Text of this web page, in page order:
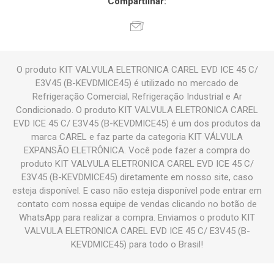
O produto KIT VALVULA ELETRONICA CAREL EVD ICE 45 C/
E3V45 (B-KEVDMICE45) é utilizado no mercado de
Refrigeração Comercial, Refrigeração Industrial e Ar
Condicionado. O produto KIT VALVULA ELETRONICA CAREL
EVD ICE 45 C/ E3V45 (B-KEVDMICE45) é um dos produtos da
marca CAREL e faz parte da categoria KIT VÁLVULA
EXPANSÃO ELETRÔNICA. Você pode fazer a compra do
produto KIT VALVULA ELETRONICA CAREL EVD ICE 45 C/
E3V45 (B-KEVDMICE45) diretamente em nosso site, caso
esteja disponível. E caso não esteja disponível pode entrar em
contato com nossa equipe de vendas clicando no botão de
WhatsApp para realizar a compra. Enviamos o produto KIT
VALVULA ELETRONICA CAREL EVD ICE 45 C/ E3V45 (B-
KEVDMICE45) para todo o Brasil!